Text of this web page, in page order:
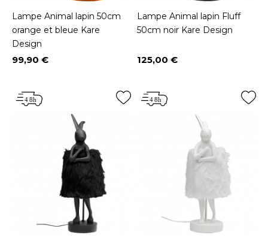
Lampe Animal lapin 50cm
orange et bleue Kare
Design
Prix
99,90 €
Lampe Animal lapin Fluff
50cm noir Kare Design
Prix
125,00 €